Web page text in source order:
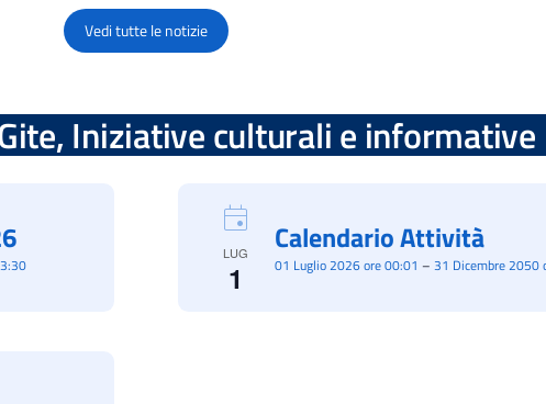
Vedi tutte le notizie
Iniziative culturali e informative
LUG
1 01 Luglio 2026 ore 00:01 – 31 Dicembre 2050
Calendario Attività